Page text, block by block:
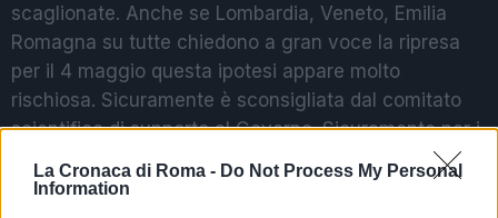
La Cronaca di Roma - Do Not Process My Personal
Information
scaglionate. Anche se Lombardia, Veneto, Emilia
Romagna su tutte chiedono a gran voce la ripresa
per il 4 maggio questa ipotesi appare molto
rischiosa. Sicuramente è sconsigliata dal comitato
scientifico di supporto al Governo. Sicuramente per i
primi tempi ci sarà il divieto di spostarsi tra Regioni
per evitare trasmissione del virus al Sud, in questo